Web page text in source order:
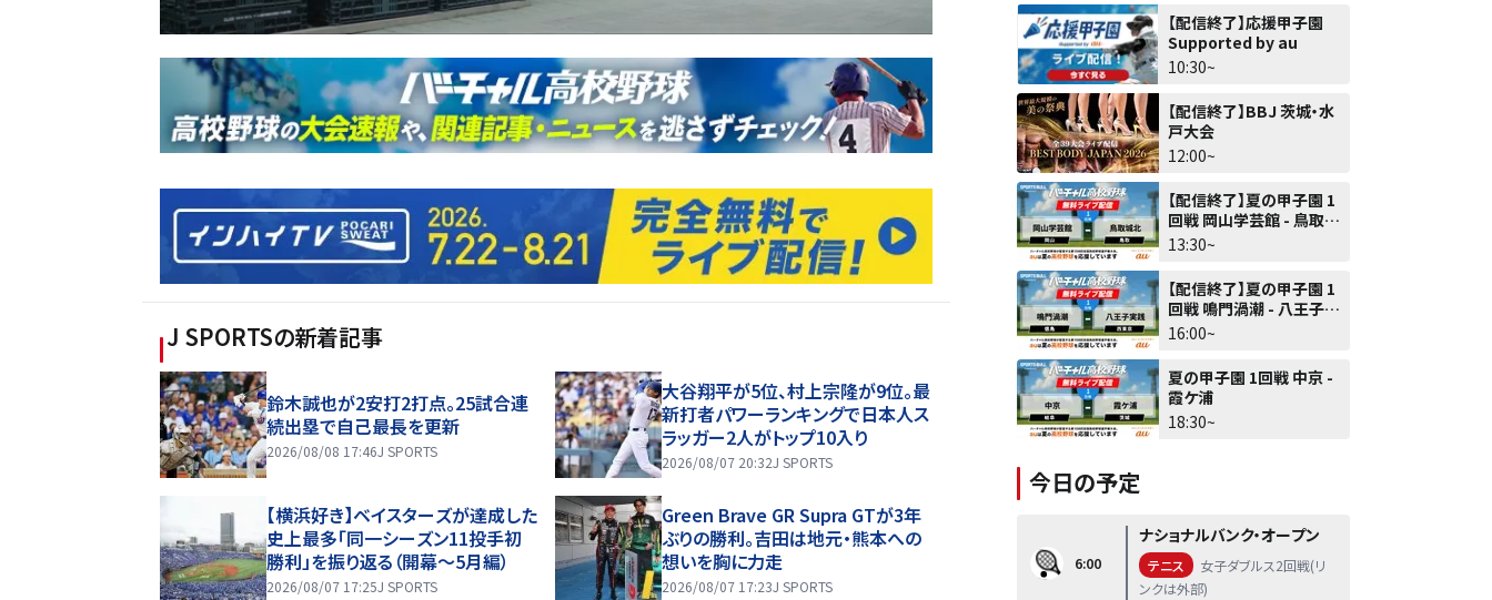
J SPORTSの新着記事
鈴木誠也が2安打2打点。25試合連
続出塁で自己最長を更新
2026/08/08 17:46J SPORTS
大谷翔平が5位、村上宗隆が9位。最
新打者パワーランキングで日本人ス
ラッガー2人がトップ10入り
2026/08/07 20:32J SPORTS
【横浜好き】ベイスターズが達成した
史上最多「同一シーズン11投手初
勝利」を振り返る（開幕～5月編）
2026/08/07 17:25J SPORTS
Green Brave GR Supra GTが3年
ぶりの勝利。吉田は地元・熊本への
想いを胸に力走
2026/08/07 17:23J SPORTS
【配信終了】応援甲子園
Supported by au
10:30~
【配信終了】BBJ 茨城・水
戸大会
12:00~
【配信終了】夏の甲子園 1
回戦 岡山学芸館 - 鳥取城
北
13:30~
【配信終了】夏の甲子園 1
回戦 鳴門渦潮 - 八王子実
践
16:00~
夏の甲子園 1回戦 中京 -
霞ケ浦
18:30~
今日の予定
6:00
ナショナルバンク・オープン
テニス
女子ダブルス2回戦(リ
ンクは外部)